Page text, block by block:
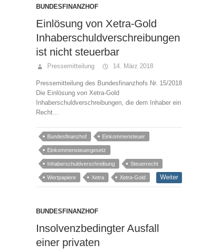
BUNDESFINANZHOF
Einlösung von Xetra-Gold
Inhaberschuldverschreibungen
ist nicht steuerbar
Pressemitteilung 14. März 2018
Pressemitteilung des Bundesfinanzhofs Nr. 15/2018
Die Einlösung von Xetra-Gold
Inhaberschuldverschreibungen, die dem Inhaber ein
Recht…
Bundesfinanzhof Einkommensteuer
Einkommensteuergesetz
Inhaberschuldverschreibung Steuerrecht
Wertpapiere Xetra Xetra-Gold Weiter
BUNDESFINANZHOF
Insolvenzbedingter Ausfall
einer privaten